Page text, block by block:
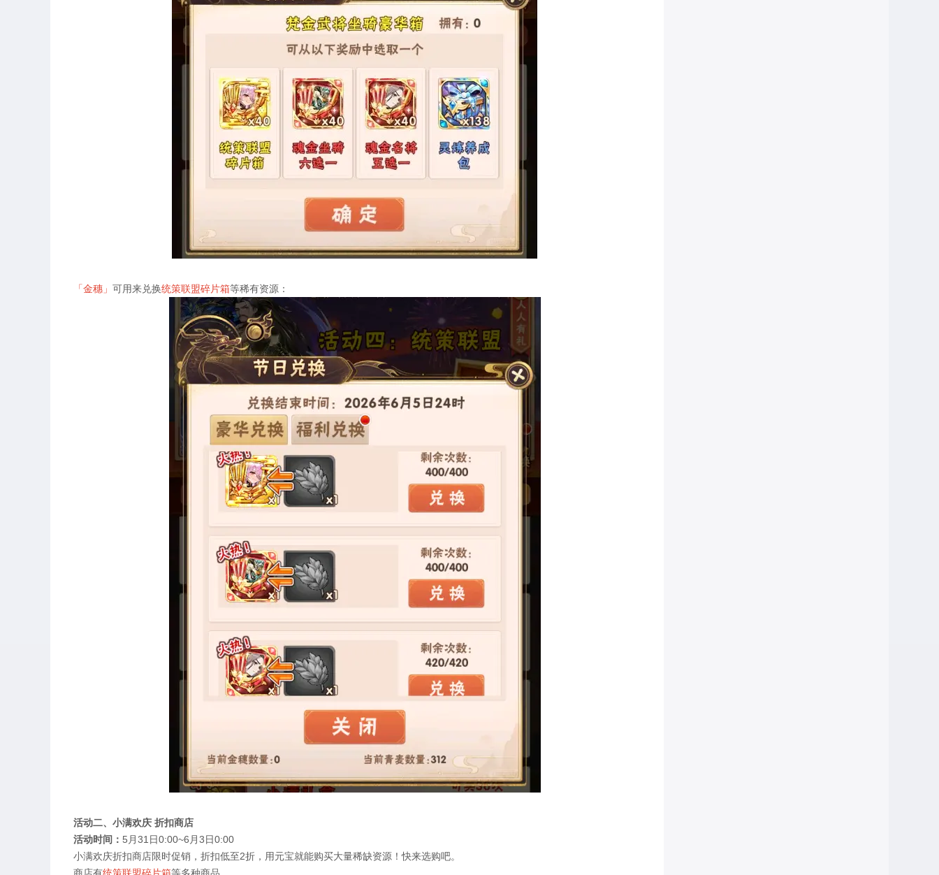
「金穗」 可用来兑换统策联盟碎片箱等稀有资源：
活动二、小满欢庆 折扣商店
活动时间： 5 月31 日0:00~6 月3日0:00
小满欢庆折扣商店限时促销，折扣低至2折，用元宝就能购买大量稀缺资源！快来选购吧。